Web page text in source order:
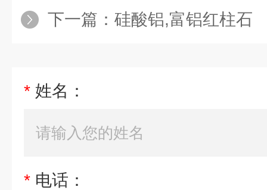
下一篇： 硅酸铝,富铝红柱石
* 姓名：
* 电话：